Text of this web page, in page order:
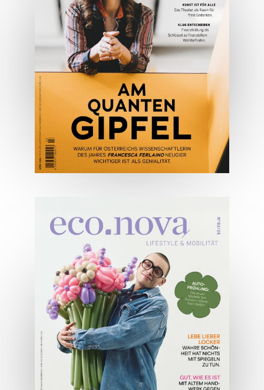
JETZT BESTELLEN
ONLINE LESEN
04/2026
Wirtschaftsausgabe April 2026
JETZT BESTELLEN
ONLINE LESEN